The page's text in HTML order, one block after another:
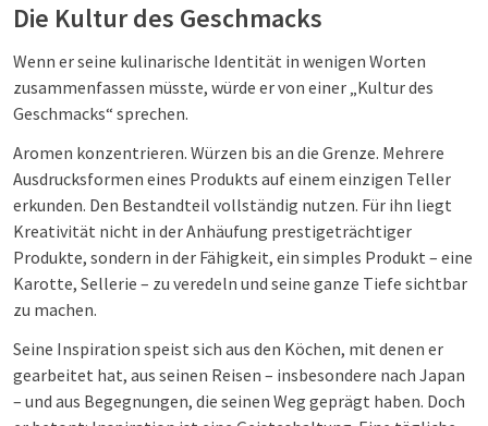
Die Kultur des Geschmacks
Wenn er seine kulinarische Identität in wenigen Worten
zusammenfassen müsste, würde er von einer „Kultur des
Geschmacks“ sprechen.
Aromen konzentrieren. Würzen bis an die Grenze. Mehrere
Ausdrucksformen eines Produkts auf einem einzigen Teller
erkunden. Den Bestandteil vollständig nutzen. Für ihn liegt
Kreativität nicht in der Anhäufung prestigeträchtiger
Produkte, sondern in der Fähigkeit, ein simples Produkt – eine
Karotte, Sellerie – zu veredeln und seine ganze Tiefe sichtbar
zu machen.
Seine Inspiration speist sich aus den Köchen, mit denen er
gearbeitet hat, aus seinen Reisen – insbesondere nach Japan
– und aus Begegnungen, die seinen Weg geprägt haben. Doch